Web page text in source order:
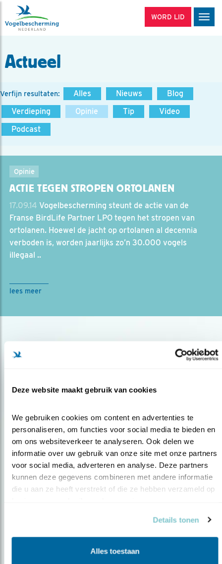
Deze website maakt gebruik van cookies
We gebruiken cookies om content en advertenties te
personaliseren, om functies voor social media te bieden en
om ons websiteverkeer te analyseren. Ook delen we
informatie over uw gebruik van onze site met onze partners
voor social media, adverteren en analyse. Deze partners
kunnen deze gegevens combineren met andere informatie
die u aan ze heeft verstrekt of die ze hebben verzameld op
Details tonen
Alles toestaan
WORD LID
Actueel
Verfijn resultaten: Alles Nieuws
Blog
Verdieping
Opinie Tip
Video
Podcast
Opinie
ACTIE TEGEN STROPEN ORTOLANEN
17.09.14 Vogelbescherming steunt de actie van de
Franse BirdLife Partner LPO tegen het stropen van
ortolanen. Hoewel de jacht op ortolanen al decennia
verboden is, worden jaarlijks zo’n 30.000 vogels
illegaal ..
lees meer
Op de hoogte blijven?
Meld je aan en ontvang nieuws, inspiratie, acties en tips
over vogels en activiteiten van Vogelbescherming.
AANMELDEN VOGELNIEUWS
Volg ons via social media